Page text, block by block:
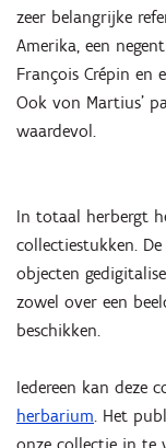
zeer belangrijke
Amerika, een
François Crépin en
Ook von Martius’
waardevol.
In totaal herbergt
collectiestukken.
objecten
zowel over een
beschikken.
Iedereen kan deze
herbarium. Het